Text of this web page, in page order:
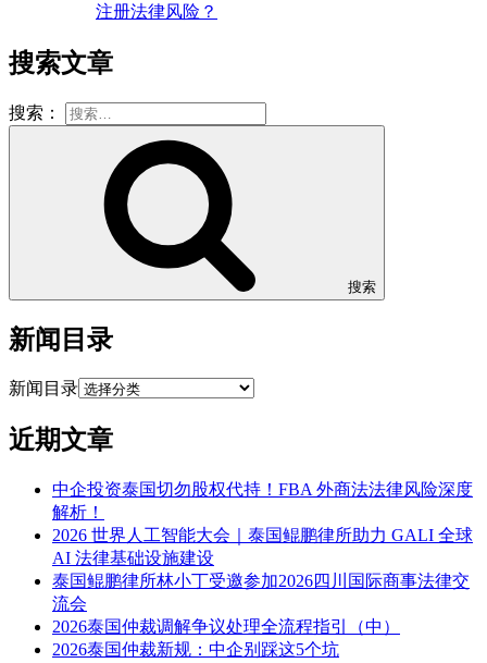
注册法律风险？
搜索文章
搜索：
搜索
新闻目录
新闻目录
近期文章
中企投资泰国切勿股权代持！FBA 外商法法律风险深度
解析！
2026 世界人工智能大会｜泰国鲲鹏律所助力 GALI 全球
AI 法律基础设施建设
泰国鲲鹏律所林小丁受邀参加2026四川国际商事法律交
流会
2026泰国仲裁调解争议处理全流程指引（中）
2026泰国仲裁新规：中企别踩这5个坑